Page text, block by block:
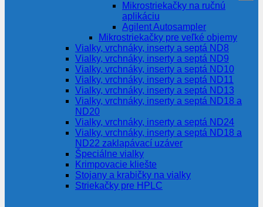
Mikrostriekačky na ručnú
aplikáciu
Agilent Autosampler
Mikrostriekačky pre veľké objemy
Vialky, vrchnáky, inserty a septá ND8
Vialky, vrchnáky, inserty a septá ND9
Vialky, vrchnáky, inserty a septá ND10
Vialky, vrchnáky, inserty a septá ND11
Vialky, vrchnáky, inserty a septá ND13
Vialky, vrchnáky, inserty a septá ND18 a
ND20
Vialky, vrchnáky, inserty a septá ND24
Vialky, vrchnáky, inserty a septá ND18 a
ND22 zaklapávací uzáver
Špeciálne vialky
Krimpovacie kliešte
Stojany a krabičky na vialky
Striekačky pre HPLC